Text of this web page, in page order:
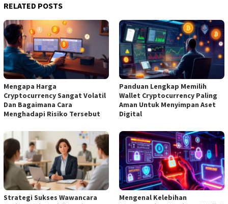
RELATED POSTS
Mengapa Harga
Cryptocurrency Sangat Volatil
Dan Bagaimana Cara
Menghadapi Risiko Tersebut
Panduan Lengkap Memilih
Wallet Cryptocurrency Paling
Aman Untuk Menyimpan Aset
Digital
Strategi Sukses Wawancara
Mengenal Kelebihan